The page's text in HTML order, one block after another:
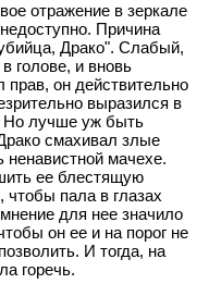
отражение в зеркале
Причина
Драко". Слабый,
голове, и вновь
он действительно
выразился в
Но лучше уж быть
смахивал злые
мачехе.
ее блестящую
чтобы пала в глазах
для нее значило
он ее и на порог не
И тогда, на
горечь.